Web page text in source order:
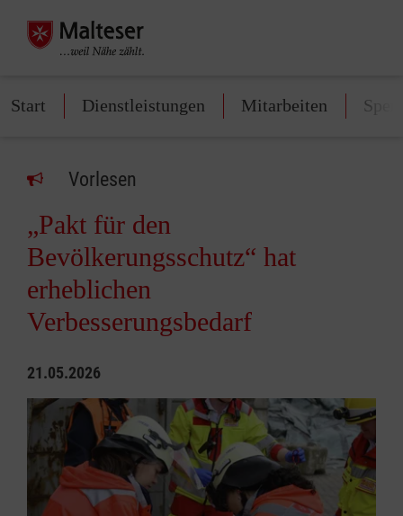
Start Dienstleistungen Mitarbeiten
Vorlesen
„Pakt für den
Bevölkerungsschutz“ hat
erheblichen
Verbesserungsbedarf
21.05.2026